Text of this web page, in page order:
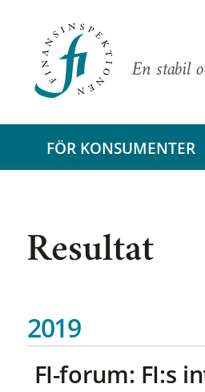
En stabil
FÖR KONSUMENTER
Resultat
2019
FI-forum: FI:s